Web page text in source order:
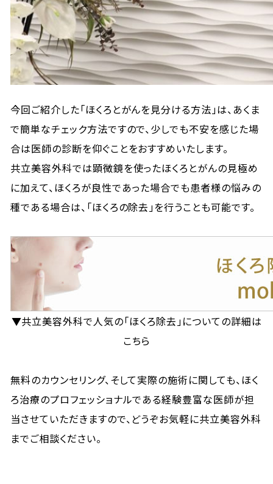
今回ご紹介した「ほくろとがんを見分ける方法」は、あくま
で簡単なチェック方法ですので、少しでも不安を感じた場
合は医師の診断を仰ぐことをおすすめいたします。
共立美容外科では顕微鏡を使ったほくろとがんの見極め
に加えて、ほくろが良性であった場合でも患者様の悩みの
種である場合は、「ほくろの除去」を行うことも可能です。
▼共立美容外科で人気の「ほくろ除去」についての詳細は
こちら
無料のカウンセリング、そして実際の施術に関しても、ほく
ろ治療のプロフェッショナルである経験豊富な医師が担
当させていただきますので、どうぞお気軽に共立美容外科
までご相談ください。